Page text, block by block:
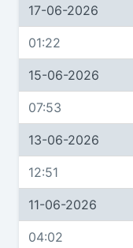
17-06-2026
01:22
15-06-2026
07:53
13-06-2026
12:51
11-06-2026
04:02